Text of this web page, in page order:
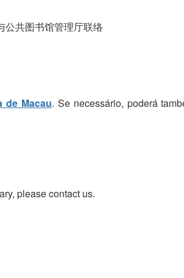
公共图书馆管理厅联络
de Macau. Se necessário, poderá
please contact us.